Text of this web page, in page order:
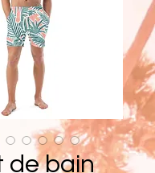
de bain